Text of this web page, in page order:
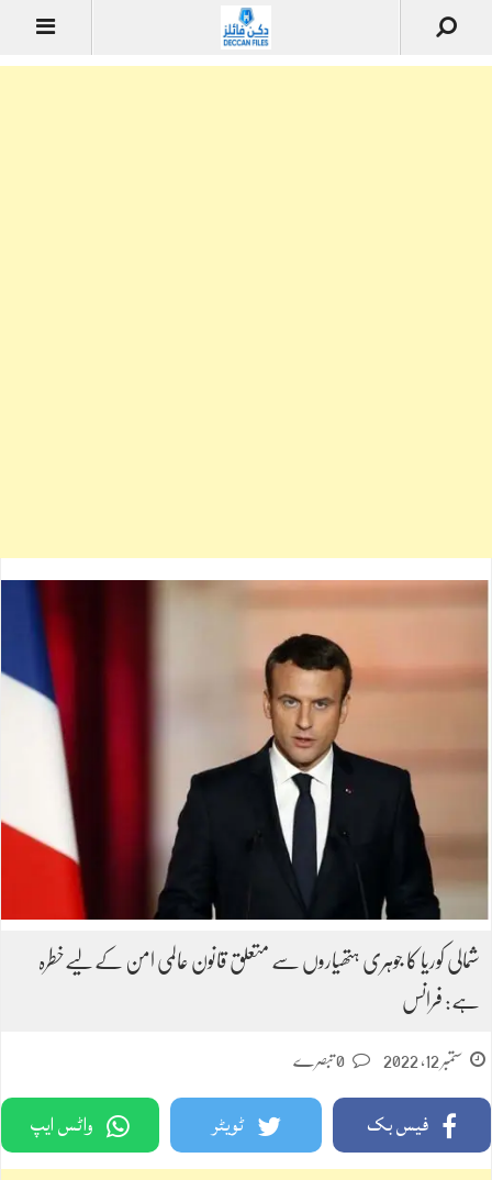
شمالی کوریا کا جوہری ہتھیاروں سے متعلق قانون عالمی امن کےلیےخطرہ
ہے: فرانس
ستمبر 12, 2022
فیس بک ٹویٹر واٹس ایپ